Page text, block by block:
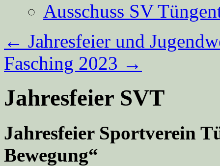
Ausschuss SV
← Jahresfeier und
Fasching 2023 →
Jahresfeier SVT
Jahresfeier Sportverein
Bewegung“